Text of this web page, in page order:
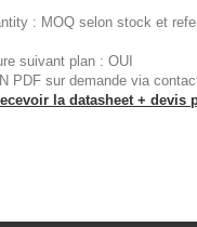
: MOQ selon stock et
suivant plan : OUI
PDF sur demande via
la datasheet + devis